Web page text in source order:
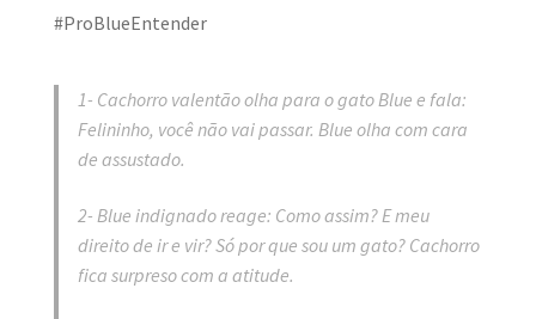
#ProBlueEntender
1- Cachorro valentão olha para o gato Blue e fala:
Felininho, você não vai passar. Blue olha com cara
de assustado.
2- Blue indignado reage: Como assim? E meu
direito de ir e vir? Só por que sou um gato? Cachorro
fica surpreso com a atitude.